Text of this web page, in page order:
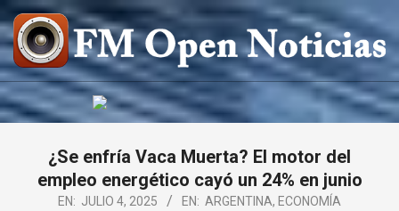
Saltar
al
contenido
FM
OPEN
NOTICIAS
¿Se enfría Vaca Muerta? El motor del
empleo energético cayó un 24% en junio
EN: JULIO 4, 2025 EN: ARGENTINA, ECONOMÍA